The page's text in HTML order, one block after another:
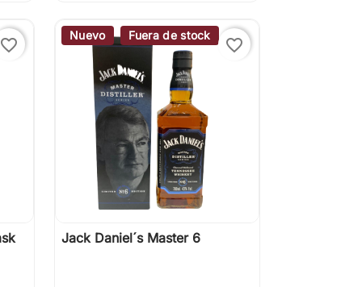
favorite_border
Nuevo Fuera de stock
favorite_border
 Vista rápida
Jack Daniel´s Master 6